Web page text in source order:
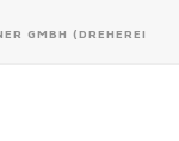
GMBH (DREHEREI